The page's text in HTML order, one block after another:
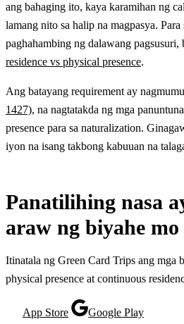
ang bahaging ito, kaya karamihan ng
lamang nito sa halip na magpasya.
paghahambing ng dalawang pagsusuri,
residence vs physical presence.
Ang batayang requirement ay
1427), na nagtatakda ng mga
presence para sa naturalization.
iyon na isang takbong kabuuan na
Panatilihing nasa
araw ng biyahe mo
Itinatala ng Green Card Trips ang mga
physical presence at continuous
App Store Google Play